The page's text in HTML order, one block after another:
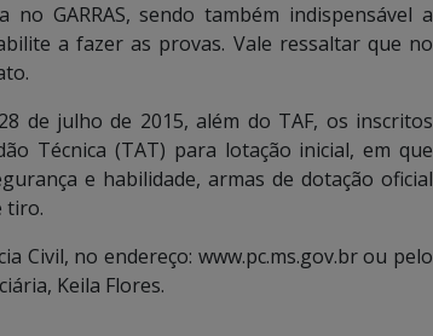
GARRAS, sendo também indispensável a
a fazer as provas. Vale ressaltar que no
de julho de 2015, além do TAF, os inscritos
Técnica (TAT) para lotação inicial, em que
e habilidade, armas de dotação oficial
tiro.
Civil, no endereço: www.pc.ms.gov.br ou pelo
Keila Flores.